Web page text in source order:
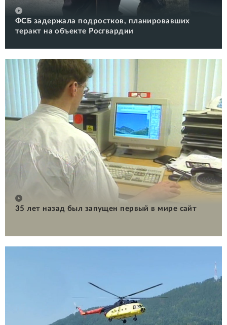
ФСБ задержала подростков, планировавших
теракт на объекте Росгвардии
35 лет назад был запущен первый в мире сайт